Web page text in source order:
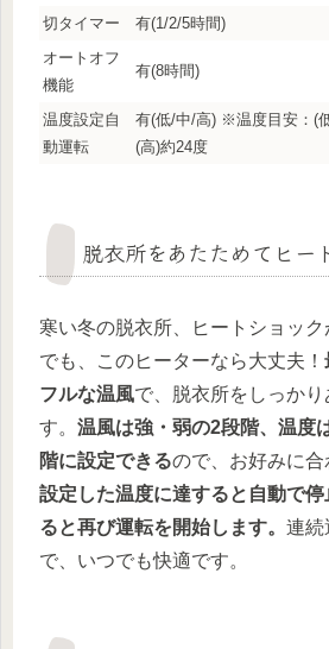
切タイマー
有(1/2/5時間)
オートオフ
機能
有(8時間)
温度設定自
動運転
有(低/中/高) ※温度目安：(
(高)約24度
脱衣所をあたためてヒー
寒い冬の脱衣所、ヒートショック
でも、このヒーターなら大丈夫！
フルな温風で、脱衣所をしっかり
す。 温風は強・弱の2段階、温度
階に設定できるので、お好みに合
設定した温度に達すると自動で
ると再び運転を開始します。 連続
で、いつでも快適です。